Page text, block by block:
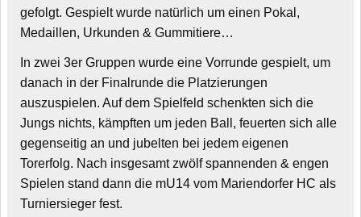
gefolgt. Gespielt wurde natürlich um einen Pokal,
Medaillen, Urkunden & Gummitiere…
In zwei 3er Gruppen wurde eine Vorrunde gespielt, um
danach in der Finalrunde die Platzierungen
auszuspielen. Auf dem Spielfeld schenkten sich die
Jungs nichts, kämpften um jeden Ball, feuerten sich alle
gegenseitig an und jubelten bei jedem eigenen
Torerfolg. Nach insgesamt zwölf spannenden & engen
Spielen stand dann die mU14 vom Mariendorfer HC als
Turniersieger fest.